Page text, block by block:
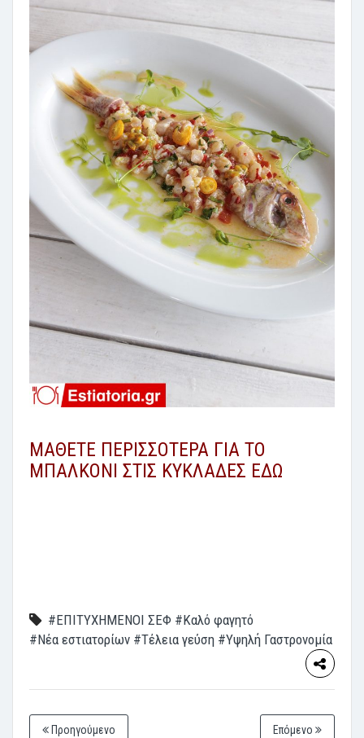
ΜΑΘΕΤΕ ΠΕΡΙΣΣΟΤΕΡΑ ΓΙΑ ΤΟ
ΜΠΑΛΚΟΝΙ ΣΤΙΣ ΚΥΚΛΑΔΕΣ ΕΔΩ
#ΕΠΙΤΥΧΗΜΕΝΟΙ ΣΕΦ #Καλό φαγητό
#Νέα εστιατορίων #Τέλεια γεύση #Υψηλή Γαστρονομία
Προηγούμενο Επόμενο